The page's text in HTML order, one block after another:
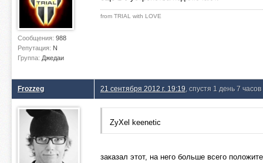
Сообщения: 988
Репутация: N
Группа: Джедаи
from TRIAL with LOVE
Frozzeg 21 сентября 2012 г. 19:19 , спустя 1 день 7
ZyXel keenetic
заказал этот, на него больше всего